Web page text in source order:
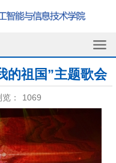
的祖国”主题歌会
： 1069